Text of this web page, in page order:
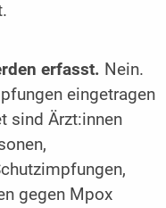
erfasst. Nein.
eingetragen
sind Ärzt:innen
gegen Mpox